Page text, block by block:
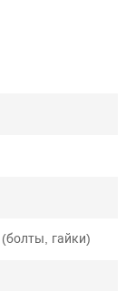
гайки)